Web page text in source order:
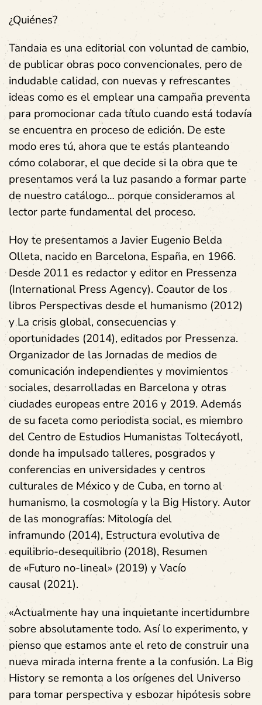
¿Quiénes?
Tandaia es una editorial con voluntad de cambio,
de publicar obras poco convencionales, pero de
indudable calidad, con nuevas y refrescantes
ideas como es el emplear una campaña preventa
para promocionar cada título cuando está todavía
se encuentra en proceso de edición. De este
modo eres tú, ahora que te estás planteando
cómo colaborar, el que decide si la obra que te
presentamos verá la luz pasando a formar parte
de nuestro catálogo… porque consideramos al
lector parte fundamental del proceso.
Hoy te presentamos a Javier Eugenio Belda
Olleta, nacido en Barcelona, España, en 1966.
Desde 2011 es redactor y editor en Pressenza
(International Press Agency). Coautor de los
libros Perspectivas desde el humanismo (2012)
y La crisis global, consecuencias y
oportunidades (2014), editados por Pressenza.
Organizador de las Jornadas de medios de
comunicación independientes y movimientos
sociales, desarrolladas en Barcelona y otras
ciudades europeas entre 2016 y 2019. Además
de su faceta como periodista social, es miembro
del Centro de Estudios Humanistas Toltecáyotl,
donde ha impulsado talleres, posgrados y
conferencias en universidades y centros
culturales de México y de Cuba, en torno al
humanismo, la cosmología y la Big History. Autor
de las monografías: Mitología del
inframundo (2014), Estructura evolutiva de
equilibrio-desequilibrio (2018), Resumen
de «Futuro no-lineal» (2019) y Vacío
causal (2021).
«Actualmente hay una inquietante incertidumbre
sobre absolutamente todo. Así lo experimento, y
pienso que estamos ante el reto de construir una
nueva mirada interna frente a la confusión. La Big
History se remonta a los orígenes del Universo
para tomar perspectiva y esbozar hipótesis sobre